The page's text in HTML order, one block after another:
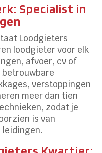
Specialist in
Loodgieters
loodgieter voor elk
afvoer, cv of
betrouwbare
verstoppingen
meer dan tien
zodat je
is van